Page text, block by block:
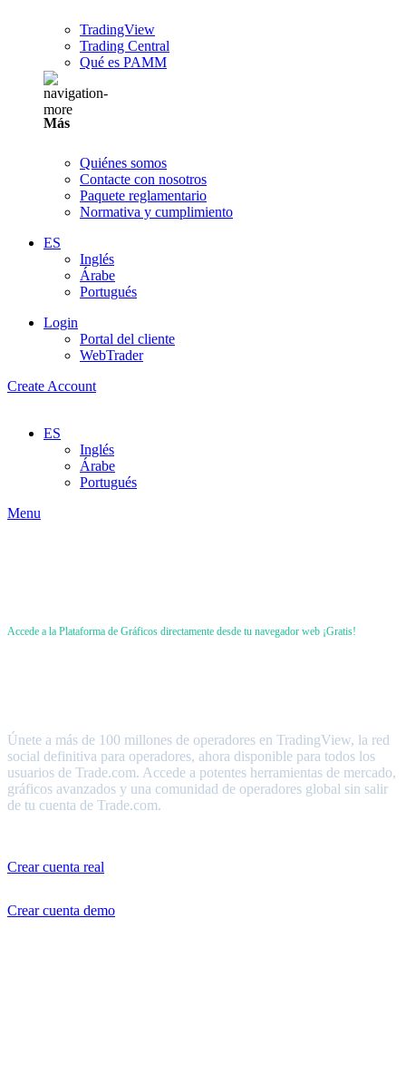
TradingView
Trading Central
Qué es PAMM
Más
Quiénes somos
Contacte con nosotros
Paquete reglamentario
Normativa y cumplimiento
ES
Inglés
Árabe
Portugués
Login
Portal del cliente
WebTrader
Create Account
ES
Inglés
Árabe
Portugués
Menu
Accede a la Plataforma de Gráficos directamente desde tu navegador web ¡Gratis!
Únete a más de 100 millones de operadores en TradingView, la red
social definitiva para operadores, ahora disponible para todos los
usuarios de Trade.com. Accede a potentes herramientas de mercado,
gráficos avanzados y una comunidad de operadores global sin salir
de tu cuenta de Trade.com.
Crear cuenta real
Crear cuenta demo